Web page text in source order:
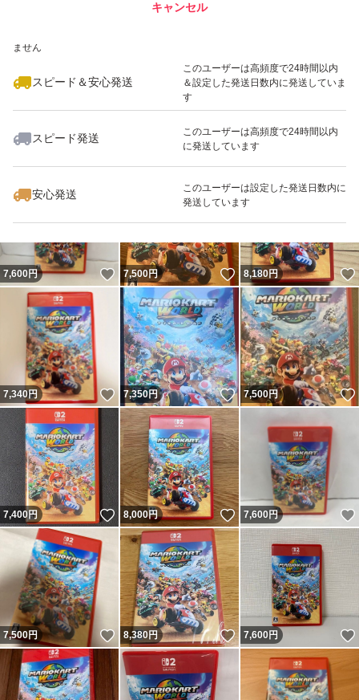
ません
スピード＆安心発送
このユーザーは高頻度で24時間以内
＆設定した発送日数内に発送していま
す
スピード発送
このユーザーは高頻度で24時間以内
に発送しています
安心発送
このユーザーは設定した発送日数内に
発送しています
キャンセル
いいね！
7,280
7,600円 いいね！
7,500円 いいね！
8,180円
7,340円 いいね！
7,350円 いいね！
7,500円
7,400円 いいね！
8,000円 いいね！
7,600円
7,500円 いいね！
8,380円 いいね！
7,600円